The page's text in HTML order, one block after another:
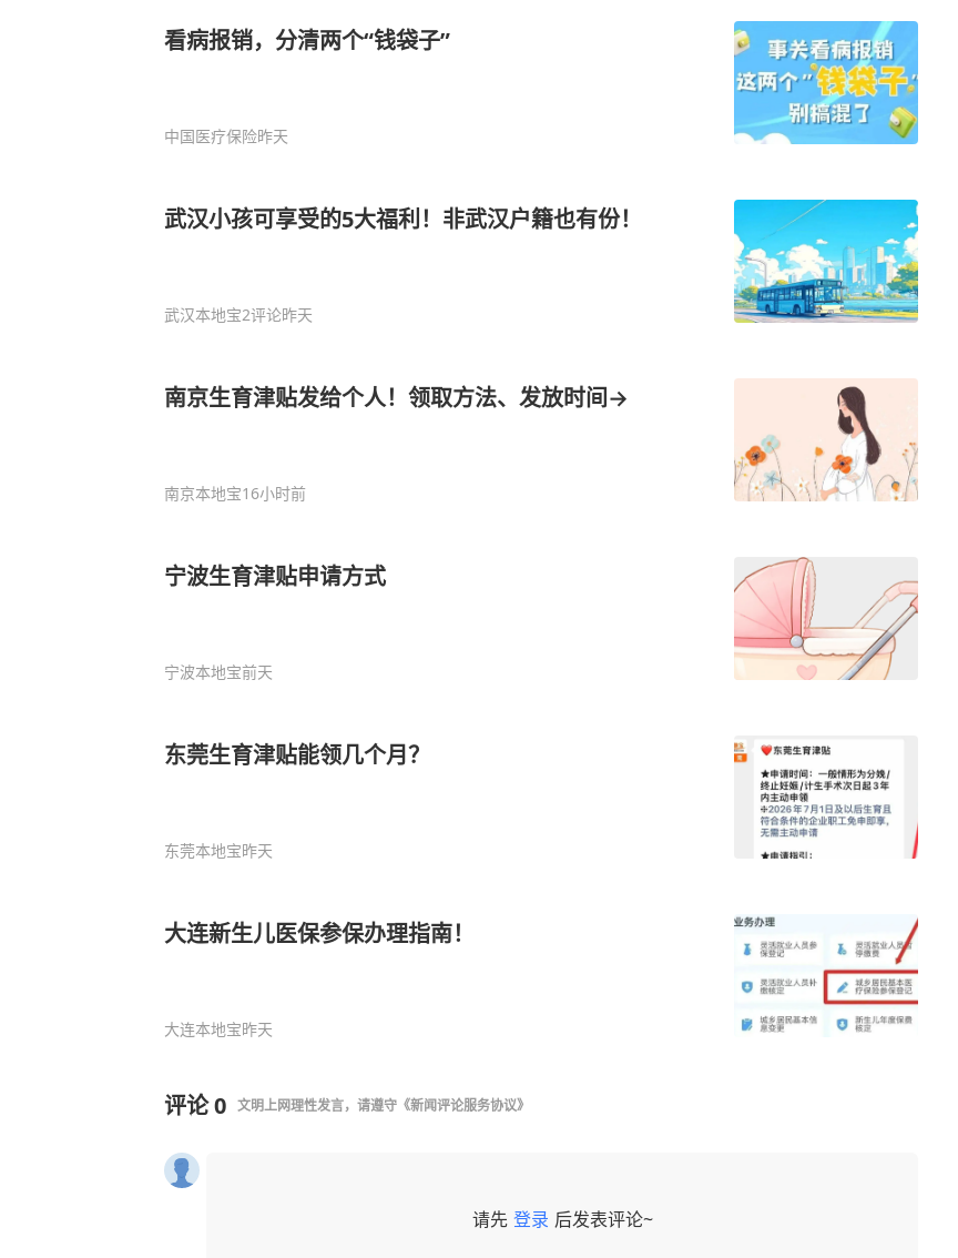
看病报销，分清两个“钱袋子”
中国医疗保险昨天
武汉小孩可享受的5大福利！非武汉户籍也有份！
武汉本地宝2评论昨天
南京生育津贴发给个人！领取方法、发放时间→
南京本地宝16小时前
宁波生育津贴申请方式
宁波本地宝前天
东莞生育津贴能领几个月？
东莞本地宝昨天
大连新生儿医保参保办理指南！
大连本地宝昨天
评论0 文明上网理性发言，请遵守 《新闻评论服务协议》
请先 登录 后发表评论~